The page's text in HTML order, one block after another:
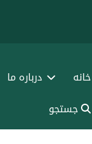
خانه درباره ما
جستجو